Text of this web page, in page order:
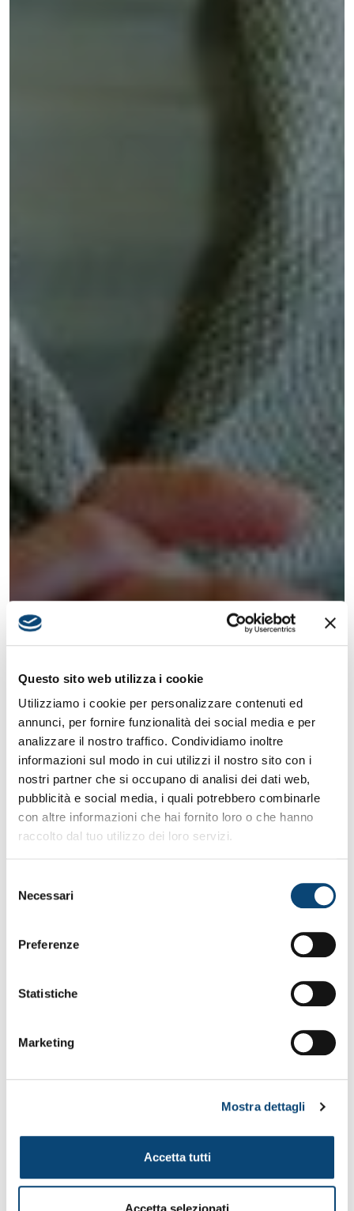
Questo sito web utilizza i cookie
Utilizziamo i cookie per personalizzare contenuti ed
annunci, per fornire funzionalità dei social media e per
analizzare il nostro traffico. Condividiamo inoltre
informazioni sul modo in cui utilizzi il nostro sito con i
nostri partner che si occupano di analisi dei dati web,
pubblicità e social media, i quali potrebbero combinarle
con altre informazioni che hai fornito loro o che hanno
raccolto dal tuo utilizzo dei loro servizi.
delNecessari
Preferenze
Statistiche
Marketing
Mostra dettagli
Accetta tutti